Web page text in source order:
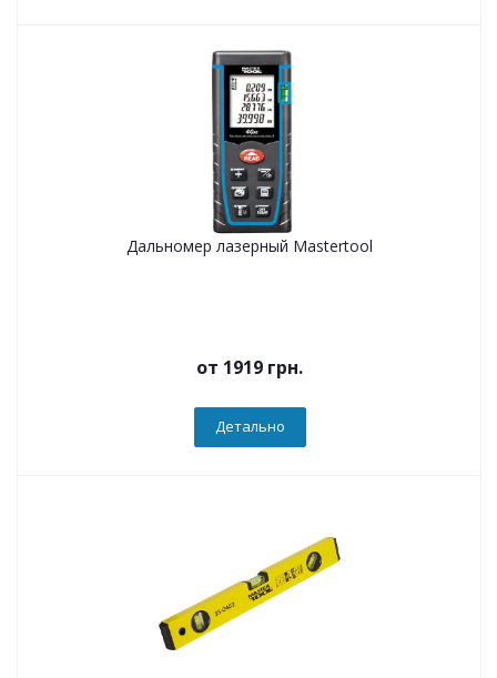
Дальномер лазерный Mastertool
от 1919 грн.
Детально